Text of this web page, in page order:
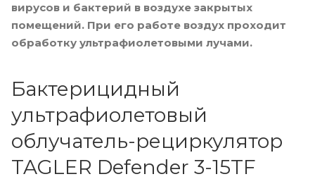
вирусов и бактерий в воздухе закрытых
помещений. При его работе воздух проходит
обработку ультрафиолетовыми лучами.
Бактерицидный
ультрафиолетовый
облучатель-рециркулятор
TAGLER Defender 3-15TF